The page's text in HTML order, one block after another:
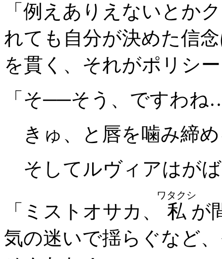
「例えありえないとか
れても自分が決めた信
を貫く、それがポリシ
「そ──そう、ですわ
きゅ、と唇を噛み締
そしてルヴィアはが
「ミストオサカ、
私
ワタクシ
が
気の迷いで揺らぐなど